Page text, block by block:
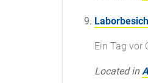
Ein Tag vor
Located in